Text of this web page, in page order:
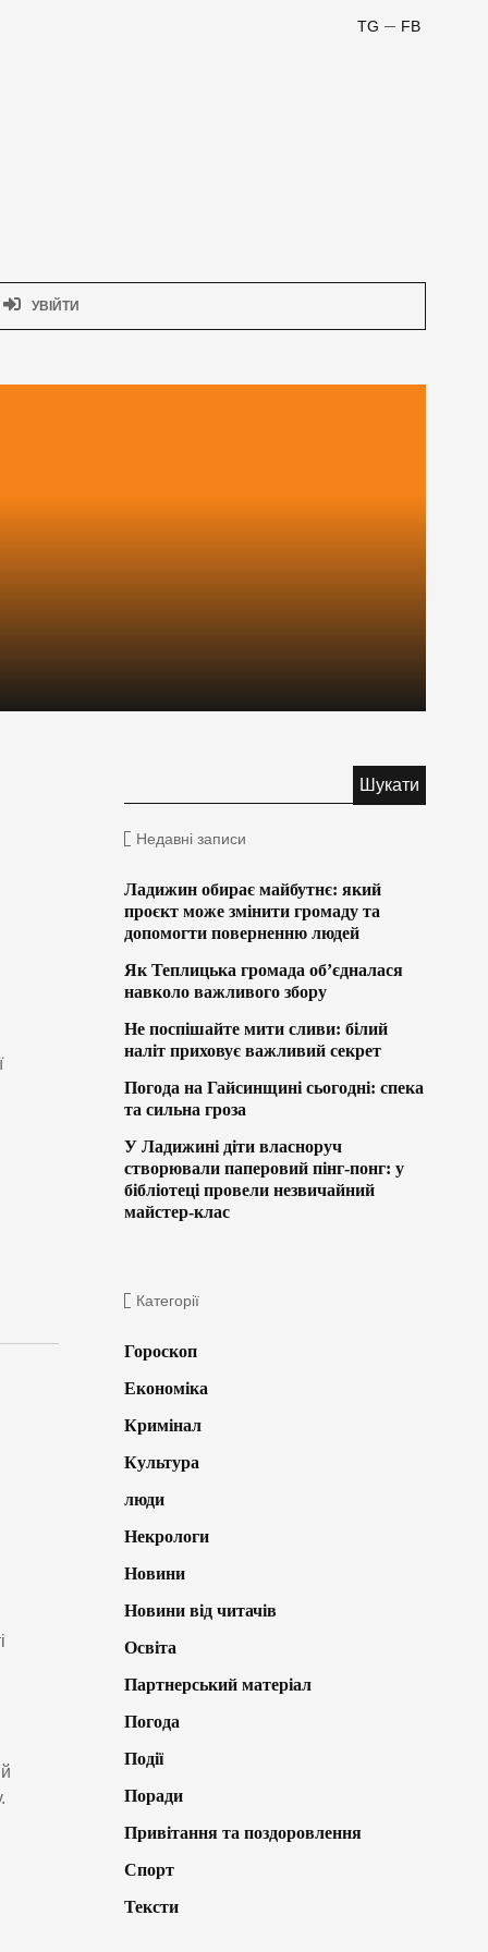
FB
TG
УВІЙТИ
Недавні записи
Ладижин обирає майбутнє: який
проєкт може змінити громаду та
допомогти поверненню людей
Як Теплицька громада об’єдналася
навколо важливого збору
Не поспішайте мити сливи: білий
наліт приховує важливий секрет
Погода на Гайсинщині сьогодні: спека
та сильна гроза
У Ладижині діти власноруч
створювали паперовий пінг-понг: у
бібліотеці провели незвичайний
майстер-клас
Категорії
Гороскоп
Економіка
Кримінал
Культура
люди
Некрологи
Новини
Новини від читачів
Освіта
Партнерський матеріал
Погода
Події
Поради
Привітання та поздоровлення
Спорт
Тексти